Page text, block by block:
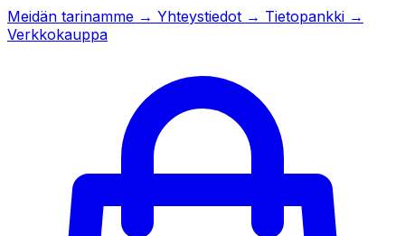
Meidän tarinamme → Yhteystiedot → Tietopankki →
Verkkokauppa